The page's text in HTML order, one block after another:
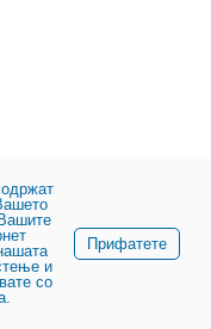
и
со
Прифатете